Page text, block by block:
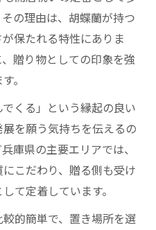
の理由は、胡蝶蘭が持つ
保たれる特性にありま
贈り物としての印象を強
。
くる」という縁起の良い
を願う気持ちを伝えるの
庫県の主要エリアでは、
こだわり、贈る側も受け
て定着しています。
的簡単で、置き場所を選